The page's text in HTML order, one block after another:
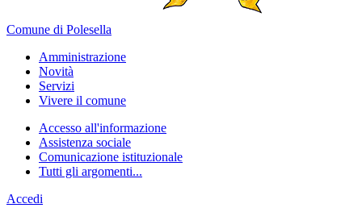
Comune di Polesella
Amministrazione
Novità
Servizi
Vivere il comune
Accesso all'informazione
Assistenza sociale
Comunicazione istituzionale
Tutti gli argomenti...
Accedi